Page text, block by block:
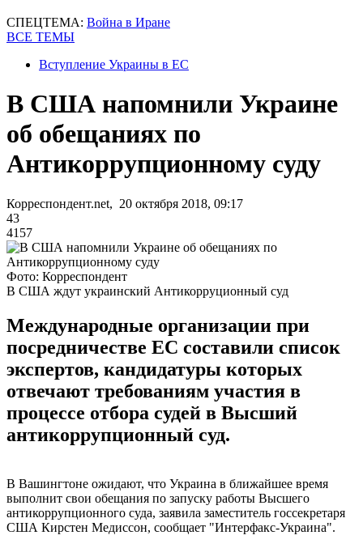
СПЕЦТЕМА: Война в Иране
ВСЕ ТЕМЫ
Вступление Украины в ЕС
В США напомнили Украине
об обещаниях по
Антикоррупционному суду
Корреспондент.net, 20 октября 2018, 09:17
43
4157
Фото: Корреспондент
В США ждут украинский Антикорруционный суд
Международные организации при
посредничестве ЕС составили список
экспертов, кандидатуры которых
отвечают требованиям участия в
процессе отбора судей в Высший
антикоррупционный суд.
В Вашингтоне ожидают, что Украина в ближайшее время
выполнит свои обещания по запуску работы Высшего
антикоррупционного суда, заявила заместитель госсекретаря
США Кирстен Медиссон, сообщает "Интерфакс-Украина".